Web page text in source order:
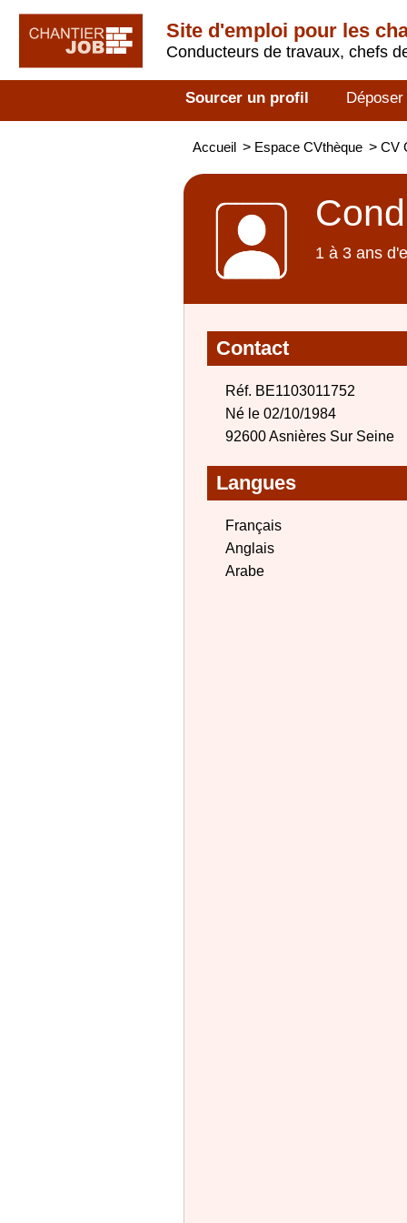
Site d'emploi pour les
Conducteurs de travaux, chefs
Sourcer un profil
Accueil > Espace CVthèque > CV
1 à 3 ans
Contact
Réf. BE1103011752
Né le 02/10/1984
92600 Asnières Sur Seine
Langues
Français
Anglais
Arabe